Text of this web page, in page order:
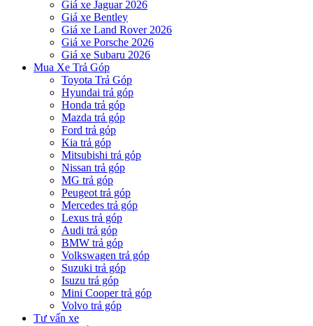
Giá xe Jaguar 2026
Giá xe Bentley
Giá xe Land Rover 2026
Giá xe Porsche 2026
Giá xe Subaru 2026
Mua Xe Trả Góp
Toyota Trả Góp
Hyundai trả góp
Honda trả góp
Mazda trả góp
Ford trả góp
Kia trả góp
Mitsubishi trả góp
Nissan trả góp
MG trả góp
Peugeot trả góp
Mercedes trả góp
Lexus trả góp
Audi trả góp
BMW trả góp
Volkswagen trả góp
Suzuki trả góp
Isuzu trả góp
Mini Cooper trả góp
Volvo trả góp
Tư vấn xe